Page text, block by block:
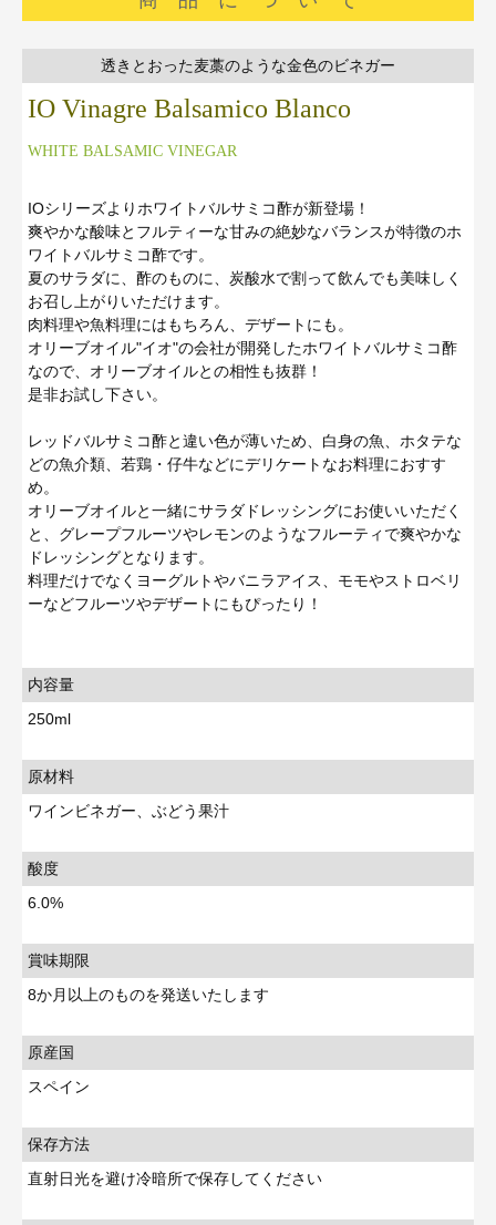
透きとおった麦藁のような金色のビネガー
IO Vinagre Balsamico Blanco
WHITE BALSAMIC VINEGAR
IOシリーズよりホワイトバルサミコ酢が新登場！
爽やかな酸味とフルティーな甘みの絶妙なバランスが特徴のホ
ワイトバルサミコ酢です。
夏のサラダに、酢のものに、炭酸水で割って飲んでも美味しく
お召し上がりいただけます。
肉料理や魚料理にはもちろん、デザートにも。
オリーブオイル"イオ"の会社が開発したホワイトバルサミコ酢
なので、オリーブオイルとの相性も抜群！
是非お試し下さい。
レッドバルサミコ酢と違い色が薄いため、白身の魚、ホタテな
どの魚介類、若鶏・仔牛などにデリケートなお料理におすす
め。
オリーブオイルと一緒にサラダドレッシングにお使いいただく
と、グレープフルーツやレモンのようなフルーティで爽やかな
ドレッシングとなります。
料理だけでなくヨーグルトやバニラアイス、モモやストロベリ
ーなどフルーツやデザートにもぴったり！
内容量
250ml
原材料
ワインビネガー、ぶどう果汁
酸度
6.0%
賞味期限
8か月以上のものを発送いたします
原産国
スペイン
保存方法
直射日光を避け冷暗所で保存してください